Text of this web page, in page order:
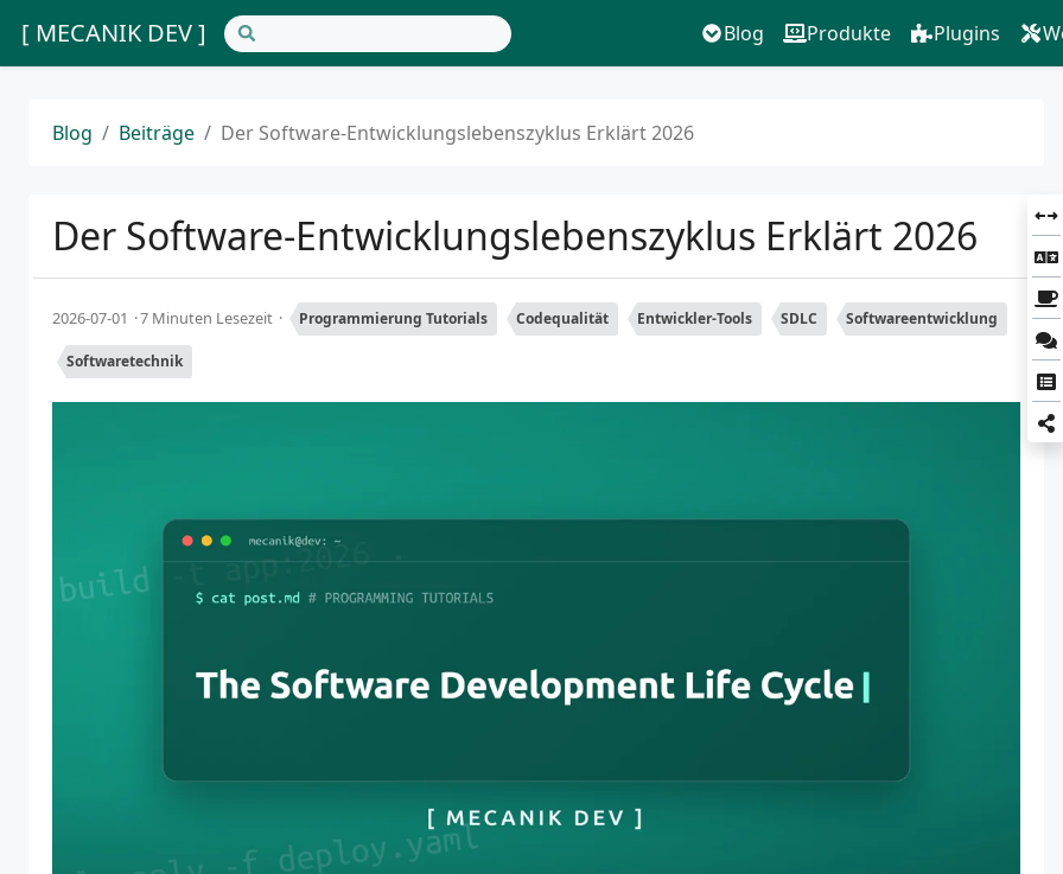
[ MECANIK DEV ] Blog Produkte Plugins
Blog Beiträge Der Software-Entwicklungslebenszyklus Erklärt 2026
Der Software-Entwicklungslebenszyklus Erklärt 2026
2026-07-01 7 Minuten Lesezeit Programmierung Tutorials Codequalität Entwickler-Tools SDLC Softwareentwicklung
Softwaretechnik